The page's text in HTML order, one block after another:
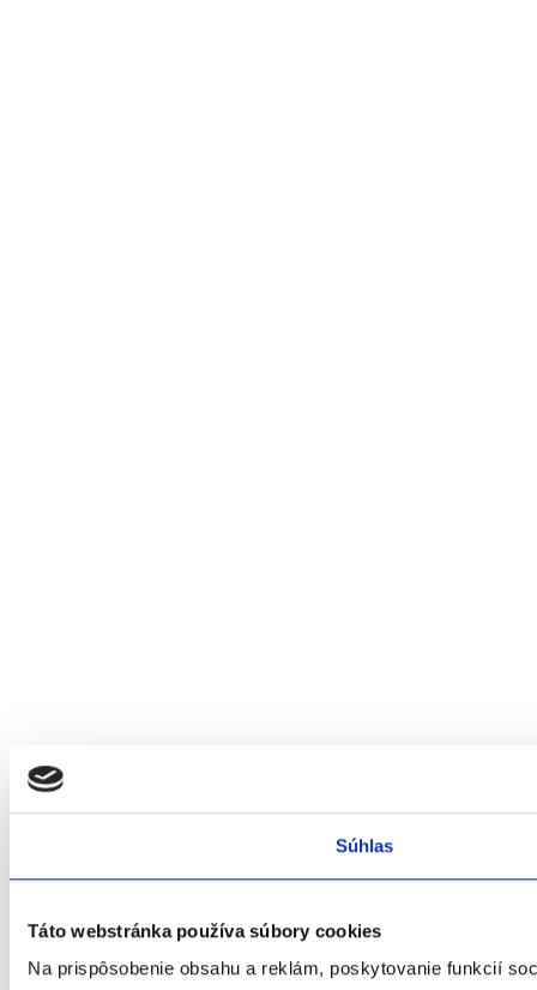
Súhlas
Táto webstránka používa súbory cookies
Na prispôsobenie obsahu a reklám, poskytovanie funkcií